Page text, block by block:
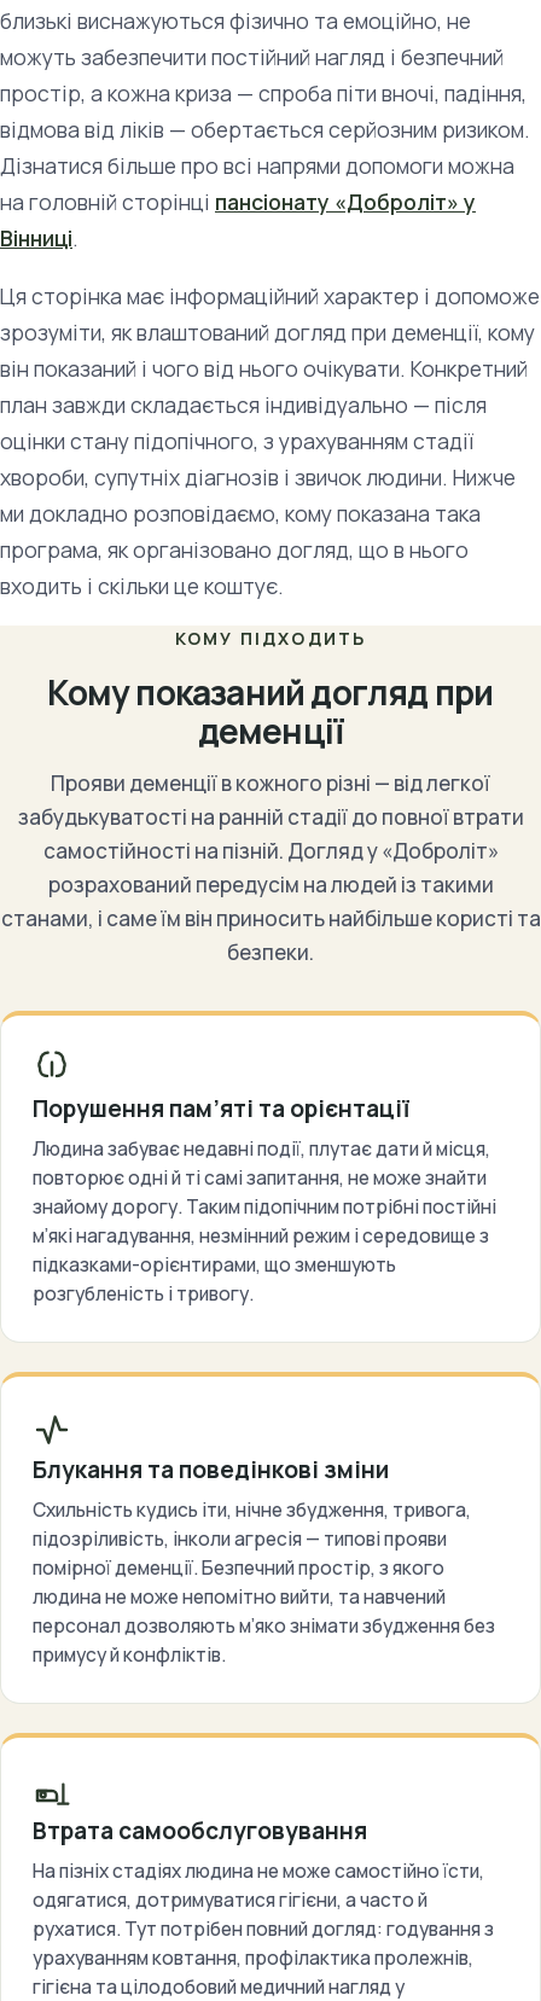
близькі виснажуються фізично та емоційно, не
можуть забезпечити постійний нагляд і безпечний
простір, а кожна криза — спроба піти вночі, падіння,
відмова від ліків — обертається серйозним ризиком.
Дізнатися більше про всі напрями допомоги можна
на головній сторінці пансіонату «Доброліт» у
Вінниці.
Ця сторінка має інформаційний характер і допоможе
зрозуміти, як влаштований догляд при деменції, кому
він показаний і чого від нього очікувати. Конкретний
план завжди складається індивідуально — після
оцінки стану підопічного, з урахуванням стадії
хвороби, супутніх діагнозів і звичок людини. Нижче
ми докладно розповідаємо, кому показана така
програма, як організовано догляд, що в нього
входить і скільки це коштує.
КОМУ ПІДХОДИТЬ
Кому показаний догляд при
деменції
Прояви деменції в кожного різні — від легкої
забудькуватості на ранній стадії до повної втрати
самостійності на пізній. Догляд у «Доброліт»
розрахований передусім на людей із такими
станами, і саме їм він приносить найбільше користі та
безпеки.
Порушення пам’яті та орієнтації
Людина забуває недавні події, плутає дати й місця,
повторює одні й ті самі запитання, не може знайти
знайому дорогу. Таким підопічним потрібні постійні
м’які нагадування, незмінний режим і середовище з
підказками-орієнтирами, що зменшують
розгубленість і тривогу.
Блукання та поведінкові зміни
Схильність кудись іти, нічне збудження, тривога,
підозріливість, інколи агресія — типові прояви
помірної деменції. Безпечний простір, з якого
людина не може непомітно вийти, та навчений
персонал дозволяють м’яко знімати збудження без
примусу й конфліктів.
Втрата самообслуговування
На пізніх стадіях людина не може самостійно їсти,
одягатися, дотримуватися гігієни, а часто й
рухатися. Тут потрібен повний догляд: годування з
урахуванням ковтання, профілактика пролежнів,
гігієна та цілодобовий медичний нагляд у